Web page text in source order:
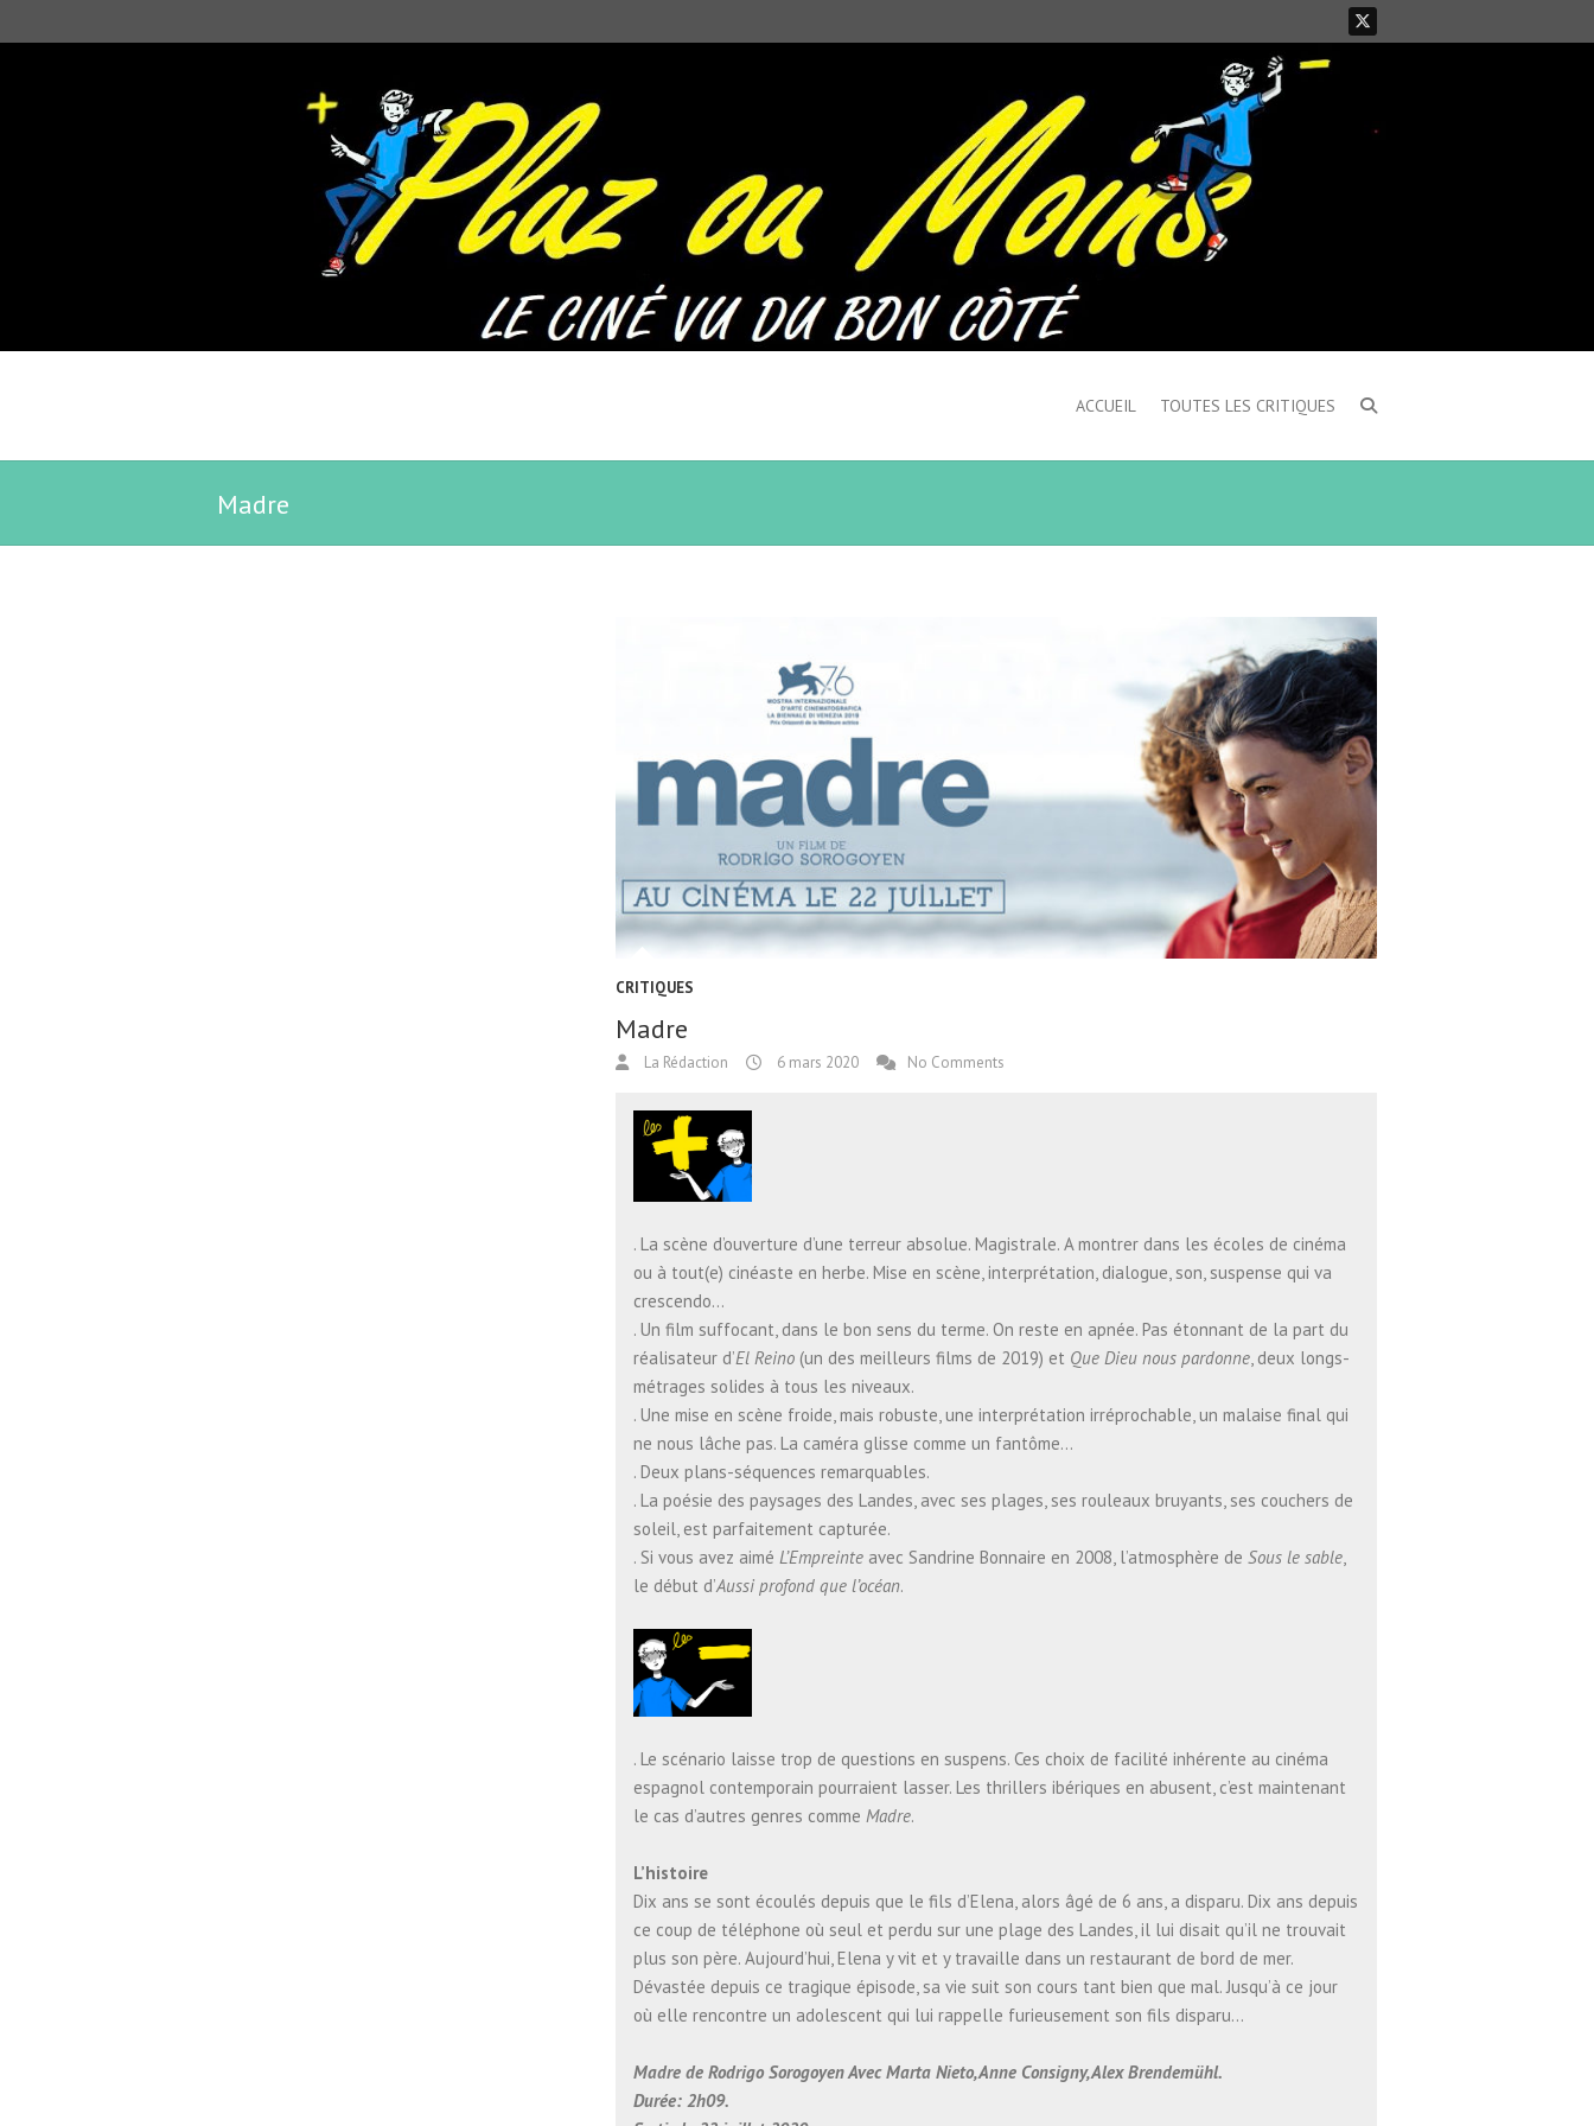
ACCUEIL TOUTES LES CRITIQUES
Madre
CRITIQUES
Madre
La Rédaction 6 mars 2020 No Comments
. La scène d’ouverture d’une terreur absolue. Magistrale. A montrer dans les écoles de cinéma
ou à tout(e) cinéaste en herbe. Mise en scène, interprétation, dialogue, son, suspense qui va
crescendo…
. Un film suffocant, dans le bon sens du terme. On reste en apnée. Pas étonnant de la part du
réalisateur d’El Reino (un des meilleurs films de 2019) et Que Dieu nous pardonne, deux longs-
métrages solides à tous les niveaux.
. Une mise en scène froide, mais robuste, une interprétation irréprochable, un malaise final qui
ne nous lâche pas. La caméra glisse comme un fantôme…
. Deux plans-séquences remarquables.
. La poésie des paysages des Landes, avec ses plages, ses rouleaux bruyants, ses couchers de
soleil, est parfaitement capturée.
. Si vous avez aiméL’Empreinte avec Sandrine Bonnaire en 2008, l’atmosphère deSous le sable,
le début d’Aussi profond que l’océan.
. Le scénario laisse trop de questions en suspens. Ces choix de facilité inhérente au cinéma
espagnol contemporain pourraient lasser. Les thrillers ibériques en abusent, c’est maintenant
le cas d’autres genres comme Madre.
L’histoire
Dix ans se sont écoulés depuis que le fils d’Elena, alors âgé de 6 ans, a disparu. Dix ans depuis
ce coup de téléphone où seul et perdu sur une plage des Landes, il lui disait qu’il ne trouvait
plus son père. Aujourd’hui, Elena y vit et y travaille dans un restaurant de bord de mer.
Dévastée depuis ce tragique épisode, sa vie suit son cours tant bien que mal. Jusqu’à ce jour
où elle rencontre un adolescent qui lui rappelle furieusement son fils disparu…
Madre de Rodrigo Sorogoyen Avec Marta Nieto, Anne Consigny, Alex Brendemühl.
Durée: 2h09.